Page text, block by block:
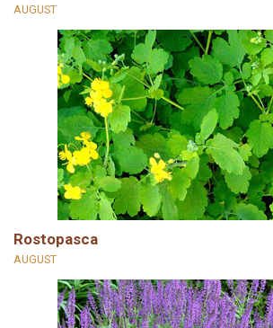
AUGUST
Rostopasca
AUGUST